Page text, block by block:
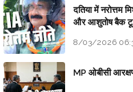
दतिया में नरोत्तम
और आशुतोष बैक
8/03/2026
MP ओबीसी